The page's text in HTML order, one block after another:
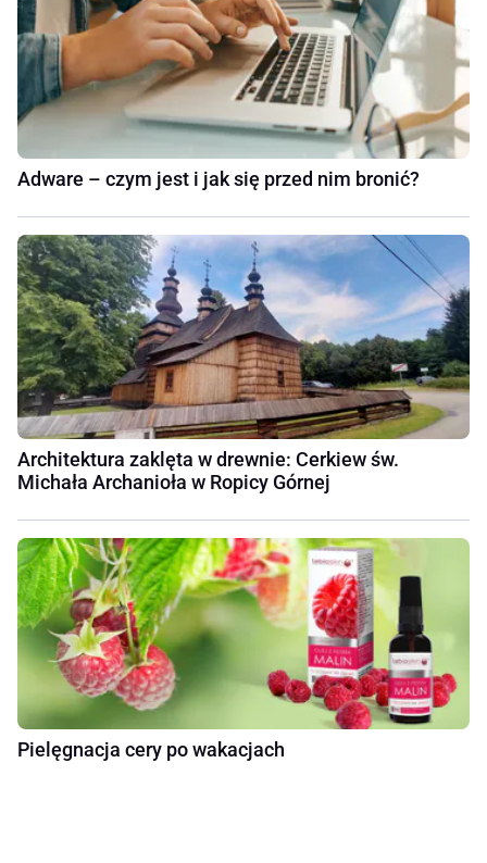
Adware – czym jest i jak się przed nim bronić?
Architektura zaklęta w drewnie: Cerkiew św.
Michała Archanioła w Ropicy Górnej
Pielęgnacja cery po wakacjach